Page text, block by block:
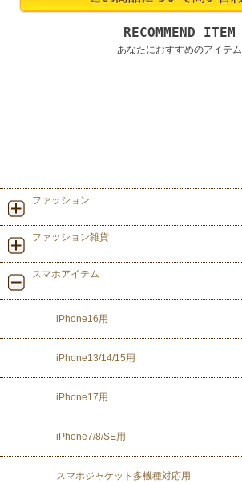
RECOMMEND ITEM
あなたにおすすめのアイテム
ファッション
ファッション雑貨
スマホアイテム
iPhone16用
iPhone13/14/15用
iPhone17用
iPhone7/8/SE用
スマホジャケット多機種対応用